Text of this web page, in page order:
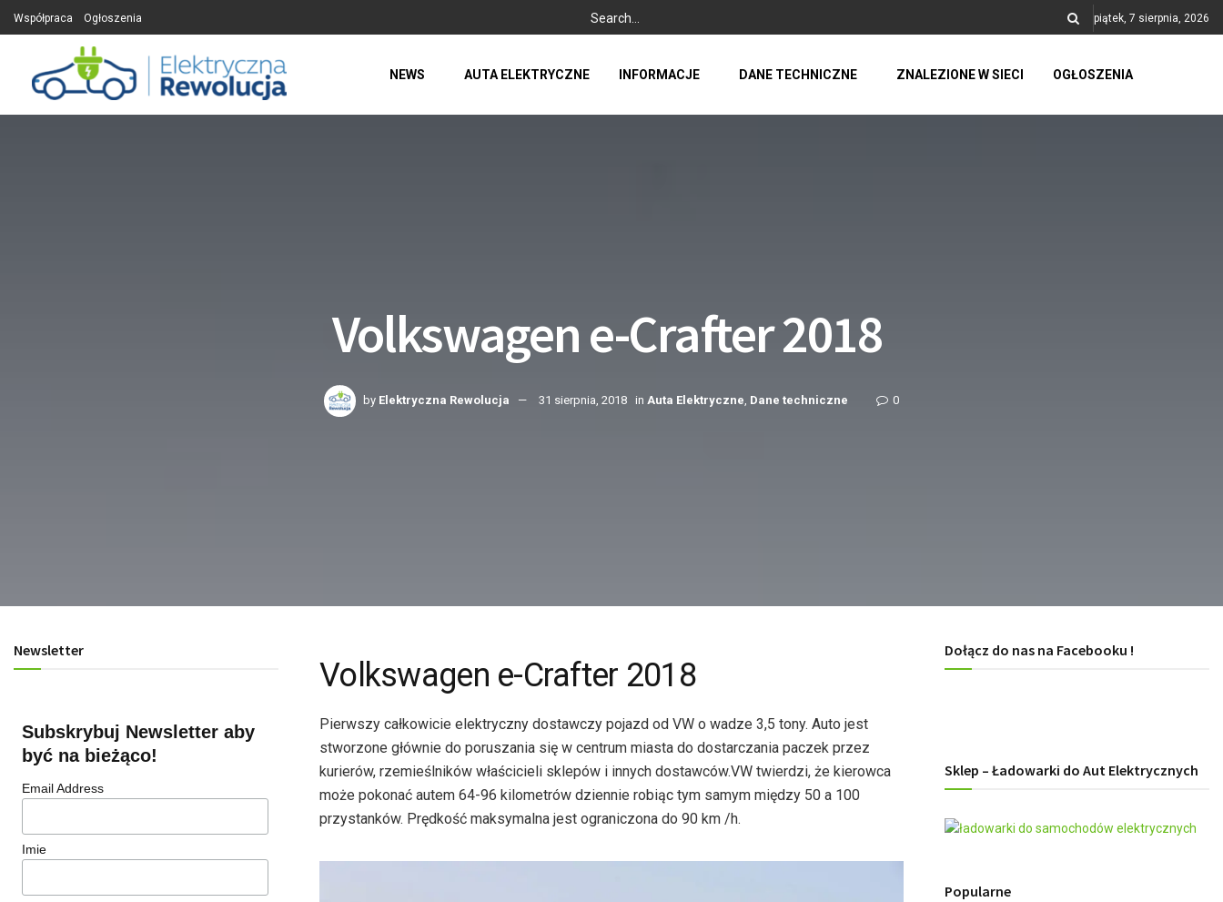
Współpraca Ogłoszenia piątek, 7 sierpnia, 2026
NEWS AUTA ELEKTRYCZNE INFORMACJE DANE TECHNICZNE ZNALEZIONE W SIECI OGŁOSZENIA
Volkswagen e-Crafter 2018
by Elektryczna Rewolucja 31 sierpnia, 2018 in Auta Elektryczne, Dane techniczne 0
Volkswagen e-Crafter 2018
Pierwszy całkowicie elektryczny dostawczy pojazd od VW o wadze 3,5 tony. Auto jest
stworzone głównie do poruszania się w centrum miasta do dostarczania paczek przez
kurierów, rzemieślników właścicieli sklepów i innych dostawców.VW twierdzi, że kierowca
może pokonać autem 64-96 kilometrów dziennie robiąc tym samym między 50 a 100
przystanków. Prędkość maksymalna jest ograniczona do 90 km /h.
Newsletter
Subskrybuj Newsletter aby
być na bieżąco!
Email Address
Imie
Dołącz do nas na Facebooku !
Sklep – Ładowarki do Aut Elektrycznych
Popularne